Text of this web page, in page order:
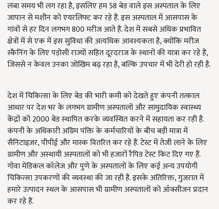
लंबा समय भी लग रहा है, इसलिए हम 58 बेड वाले इस अस्पताल के लिए
जापान से मशीन को एयरलिफ्ट कर रहे हैं. इस अस्पताल में आसपास के
गांवों से हर दिन लगभग 800 मरीज आते हैं. देश में सबसे अधिक प्रभावित
क्षेत्रों में से एक में इस सुविधा की अत्यधिक आवश्यकता है, क्योंकि मरीज
स्कैनिंग के लिए पड़ोसी राज्यों सहित दूरदराज के स्थानों की यात्रा कर रहे हैं,
जिससे न केवल उनका जोखिम बढ़ रहा है, बल्कि उपचार में भी देरी हो रही है.
देश में चिकित्सा के लिए बेड की भारी कमी को देखते हुए कंपनी तत्काल
आधार पर देश भर के लगभग ग्रामीण अस्पतालों और सामुदायिक स्वास्थ्य
केंद्रों को 2000 बेड स्थापित करके व्यवस्थित करने में सहायता कर रही है.
कंपनी के अधिकारी अग्रिम पंक्ति के कर्मचारियों के बीच बड़ी मात्रा में
सैनिटाइज़र, पीपीई और मास्क वितरित कर रहे हैं. टेस्ट में तेजी लाने के लिए
ग्रामीण और अस्थायी अस्पतालों को भी हजारों रैपिड टेस्ट किट दिए गए हैं.
गोवा मेडिकल कॉलेज और पुणे के अस्पतालों के लिए कई अन्य उपयोगी
चिकित्सा उपकरणों की व्यवस्था की जा रही है. इसके अतिरिक्त, गुजरात में
हमारे उत्पादन स्थल के आसपास भी ग्रामीण अस्पतालों को ऑक्सीजन प्रदान
कर रहे हैं.